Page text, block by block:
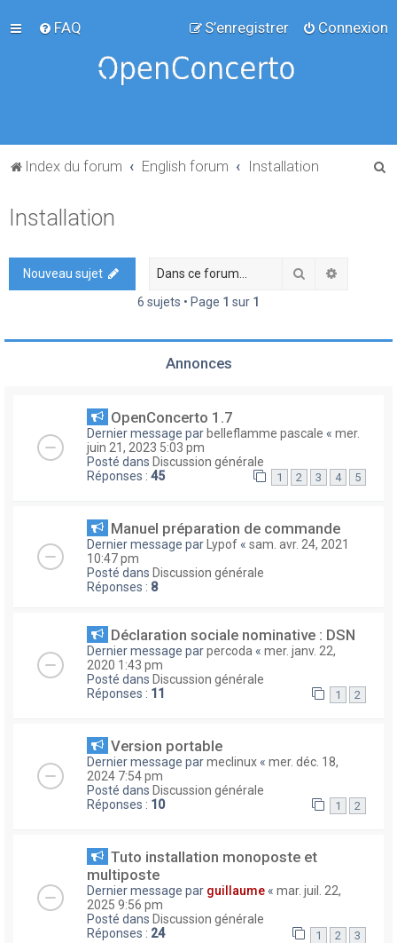
FAQ Connexion
S’enregistrer
Index du forum English forum Installation
h
Installation
Nouveau sujet Rechercher
6 sujets • Page 1 sur 1
Annonces
OpenConcerto 1.7
Dernier message par belleflamme pascale « mer.
juin 21, 2023 5:03 pm
Posté dans Discussion générale
Réponses : 45 1 2 3 4 5
Manuel préparation de commande
Dernier message par Lypof « sam. avr. 24, 2021
10:47 pm
Posté dans Discussion générale
Réponses : 8
Déclaration sociale nominative : DSN
Dernier message parpercoda « mer. janv. 22,
2020 1:43 pm
Posté dans Discussion générale
Réponses : 11 1 2
Version portable
Dernier message parmeclinux « mer. déc. 18,
2024 7:54 pm
Posté dans Discussion générale
Réponses : 10 1 2
Tuto installation monoposte et
multiposte
Dernier message par guillaume « mar. juil. 22,
2025 9:56 pm
Posté dans Discussion générale
Réponses : 24 1 2 3